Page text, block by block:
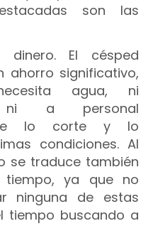
son las
El césped
ahorro significativo,
agua, ni
ni a personal
lo corte y lo
condiciones. Al
se traduce también
ya que no
ninguna de estas
tiempo buscando a